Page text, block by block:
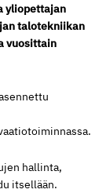
yliopettajan
talotekniikan
vuosittain
hallinta,
itsellään.